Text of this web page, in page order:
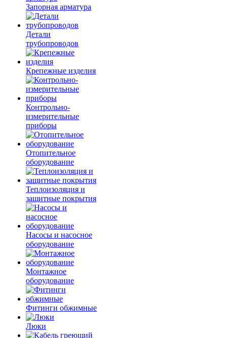
Запорная арматура
Детали
трубопроводов
Крепежные изделия
Контрольно-
измерительные
приборы
Отопительное
оборудование
Теплоизоляция и
защитные покрытия
Насосы и насосное
оборудование
Монтажное
оборудование
Фитинги обжимные
Люки